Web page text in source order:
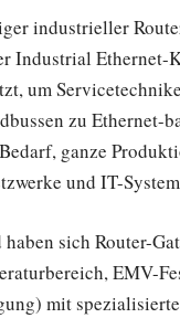
industrieller
Industrial
um
zu Ethernet-
ganze
und IT-
sich Router-
EMV-
mit